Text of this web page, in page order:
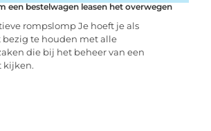
een bestelwagen leasen het overwegen
rompslomp Je hoeft je als
te houden met alle
die bij het beheer van een
kijken.